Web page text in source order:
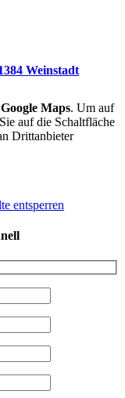
Weinstadt
Google Maps. Um auf
auf die Schaltfläche
Drittanbieter
entsperren